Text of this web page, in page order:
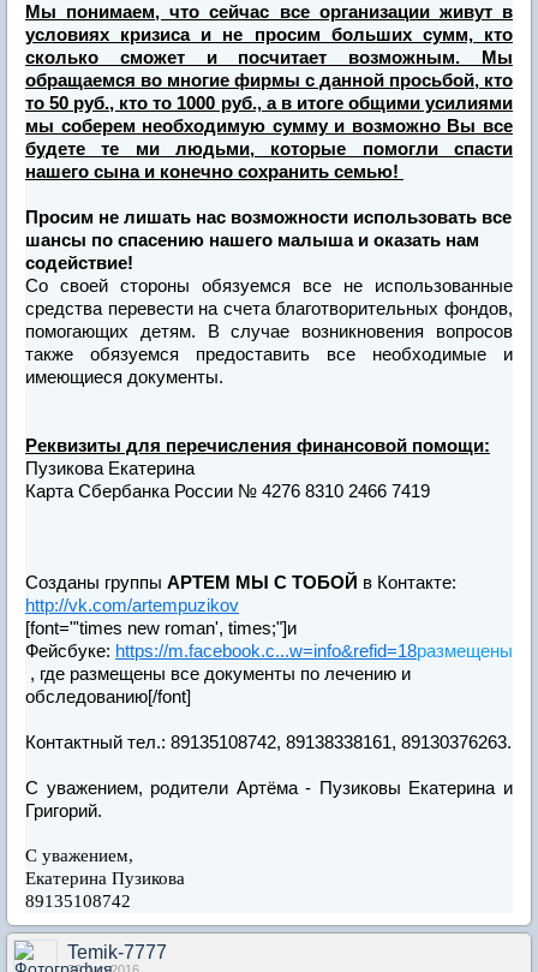
Мы понимаем, что сейчас все организации живут в
условиях кризиса и не просим больших сумм, кто
сколько сможет и посчитает возможным. Мы
обращаемся во многие фирмы с данной просьбой, кто
то 50 руб., кто то 1000 руб., а в итоге общими усилиями
мы соберем необходимую сумму и возможно Вы все
будете те ми людьми, которые помогли спасти
нашего сына и конечно сохранить семью!
Просим не лишать нас возможности использовать все
шансы по спасению нашего малыша и оказать нам
содействие!
Со своей стороны обязуемся все не использованные
средства перевести на счета благотворительных фондов,
помогающих детям. В случае возникновения вопросов
также обязуемся предоставить все необходимые и
имеющиеся документы.
Реквизиты для перечисления финансовой помощи:
Пузикова Екатерина
Карта Сбербанка России № 4276 8310 2466 7419
Созданы группы АРТЕМ МЫ С ТОБОЙ в Контакте:
http://vk.com/artempuzikov
[font="'times new roman', times;"]и
Фейсбуке: https://m.facebook.c...w=info&refid=18размещены
, где размещены все документы по лечению и
обследованию[/font]
Контактный тел.: 89135108742, 89138338161, 89130376263.
С уважением, родители Артёма - Пузиковы Екатерина и
Григорий.
С уважением,
Екатерина Пузикова
89135108742
Temik-7777